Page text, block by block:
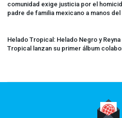
comunidad exige justicia por el
padre de familia mexicano a manos del
Helado Tropical: Helado Negro y Reyna
Tropical lanzan su primer álbum